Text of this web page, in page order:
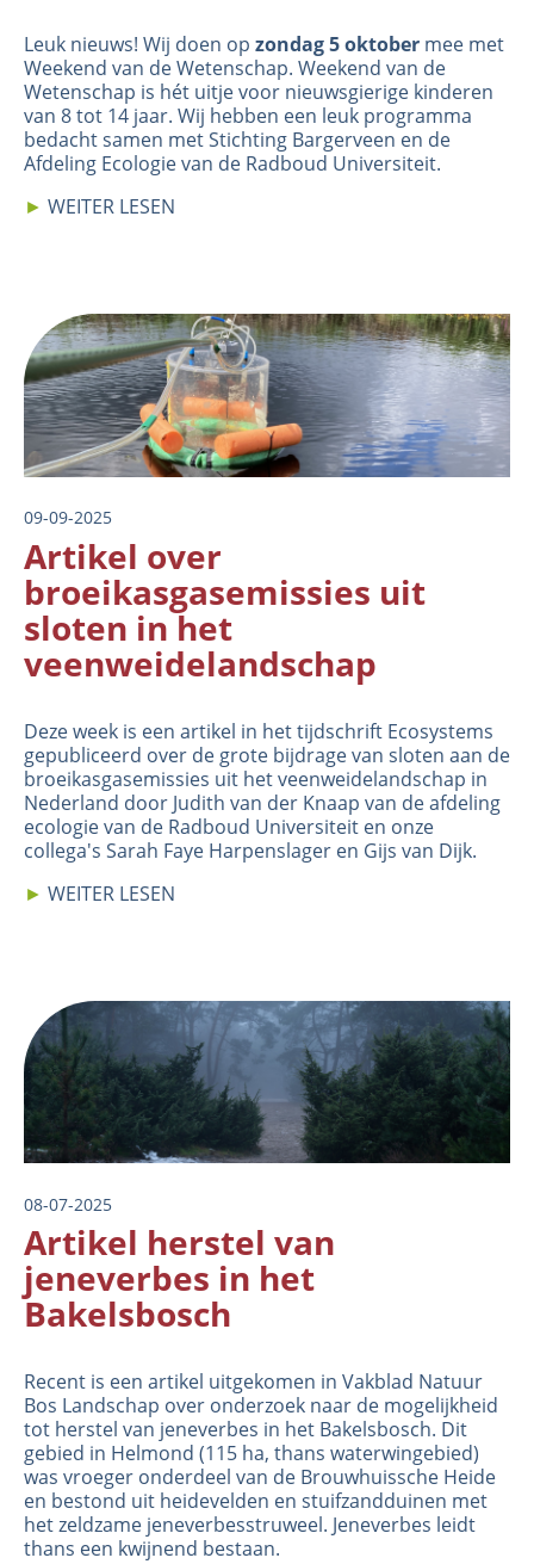
Leuk nieuws! Wij doen op zondag 5 oktober mee met
Weekend van de Wetenschap. Weekend van de
Wetenschap is hét uitje voor nieuwsgierige kinderen
van 8 tot 14 jaar. Wij hebben een leuk programma
bedacht samen metStichting Bargerveen en de
Afdeling Ecologievan de Radboud Universiteit.
► WEITER LESEN
Image
09-09-2025
Artikel over
broeikasgasemissies uit
sloten in het
veenweidelandschap
Deze week is een artikel in het tijdschrift Ecosystems
gepubliceerd over de grote bijdrage van sloten aan de
broeikasgasemissies uit het veenweidelandschap in
Nederland door Judith van der Knaap van de afdeling
ecologie van de Radboud Universiteit en onze
collega's Sarah Faye Harpenslager en Gijs van Dijk.
► WEITER LESEN
Image
08-07-2025
Artikel herstel van
jeneverbes in het
Bakelsbosch
Recent is een artikel uitgekomen in Vakblad Natuur
Bos Landschap over onderzoek naar de mogelijkheid
tot herstel van jeneverbes in het Bakelsbosch. Dit
gebied in Helmond (115 ha, thans waterwingebied)
was vroeger onderdeel van de Brouwhuissche Heide
en bestond uit heidevelden en stuifzandduinen met
het zeldzame jeneverbesstruweel. Jeneverbes leidt
thans een kwijnend bestaan.